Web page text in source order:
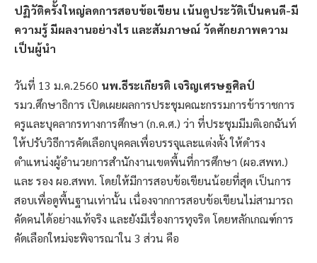
ปฏิวัติครั้งใหญ่ลดการสอบข้อเขียน เน้นดูประวัติเป็นคนดี-มี
ความรู้ มีผลงานอย่างไร และสัมภาษณ์ วัดศักยภาพความ
เป็นผู้นำ
วันที่ 13 ม.ค.2560 นพ.ธีระเกียรติ เจริญเศรษฐศิลป์
รมว.ศึกษาธิการ เปิดเผยผลการประชุมคณะกรรมการข้าราชการ
ครูและบุคลากรทางการศึกษา (ก.ค.ศ.) ว่า ที่ประชุมมีมติเอกฉันท์
ให้ปรับวิธีการคัดเลือกบุคคลเพื่อบรรจุและแต่งตั้ง ให้ดำรง
ตำแหน่งผู้อำนวยการสำนักงานเขตพื้นที่การศึกษา (ผอ.สพท.)
และ รอง ผอ.สพท. โดยให้มีการสอบข้อเขียนน้อยที่สุด เป็นการ
สอบเพื่อดูพื้นฐานเท่านั้น เนื่องจากการสอบข้อเขียนไม่สามารถ
คัดคนได้อย่างแท้จริง และยังมีเรื่องการทุจริต โดยหลักเกณฑ์การ
คัดเลือกใหม่จะพิจารณาใน 3 ส่วน คือ